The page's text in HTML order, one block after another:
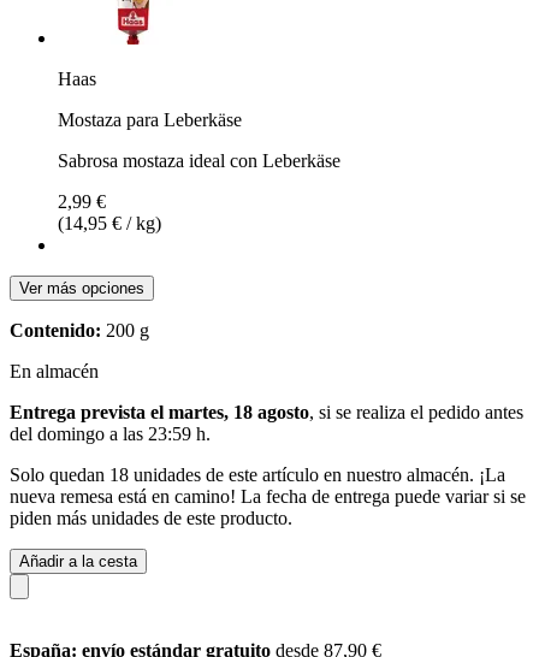
Haas
Mostaza para Leberkäse
Sabrosa mostaza ideal con Leberkäse
2,99 €
(14,95 € / kg)
Ver más opciones
Contenido: 200 g
En almacén
Entrega prevista el martes, 18 agosto, si se realiza el pedido antes
del domingo a las 23:59 h.
Solo quedan 18 unidades de este artículo en nuestro almacén. ¡La
nueva remesa está en camino! La fecha de entrega puede variar si se
piden más unidades de este producto.
Añadir a la cesta
España: envío estándar gratuito desde 87,90 €